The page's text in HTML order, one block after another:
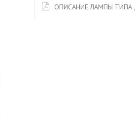
ОПИСАНИЕ ЛАМПЫ ТИПА